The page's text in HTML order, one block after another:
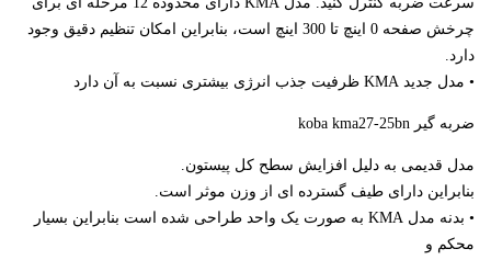
چرخش صفحه 0 اینچ تا 300 اینچ است، بنابراین امکان تنظیم دقیق وجود
دارد.
• مدل جدید KMA ظرفیت جذب انرژی بیشتری نسبت به آن دارد
ضربه گیر koba kma27-25bn
مدل قدیمی به دلیل افزایش سطح کل پیستون.
بنابراین دارای طیف گسترده ای از وزن موثر است.
• بدنه مدل KMA به صورت یک واحد طراحی شده است بنابراین بسیار
محکم و